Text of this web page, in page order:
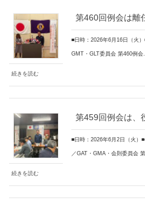
第460回例会は離
■日時：2026年6月16日（火
GMT・GLT委員会 第460例
続きを読む
第459回例会は、
■日時：2026年6月2日（火）
／GAT・GMA・会則委員会
続きを読む